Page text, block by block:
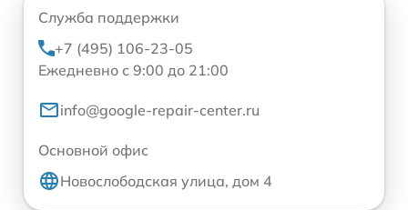
Служба поддержки
+7 (495) 106-23-05
Ежедневно с 9:00 до 21:00
info@google-repair-center.ru
Основной офис
Новослободская улица, дом 4